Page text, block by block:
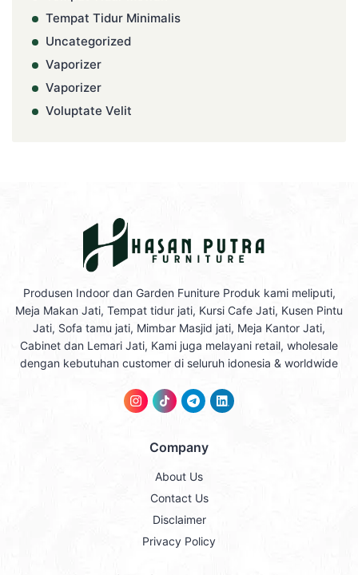
Tempat Tidur Minimalis
Uncategorized
Vaporizer
Vaporizer
Voluptate Velit
Produsen Indoor dan Garden Funiture Produk kami meliputi,
Meja Makan Jati, Tempat tidur jati, Kursi Cafe Jati, Kusen Pintu
Jati, Sofa tamu jati, Mimbar Masjid jati, Meja Kantor Jati,
Cabinet dan Lemari Jati, Kami juga melayani retail, wholesale
dengan kebutuhan customer di seluruh idonesia & worldwide
Company
About Us
Contact Us
Disclaimer
Privacy Policy